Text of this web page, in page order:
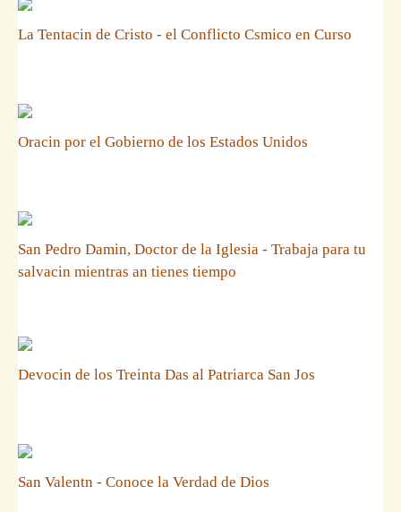
La Tentacin de Cristo - el Conflicto Csmico en Curso
Oracin por el Gobierno de los Estados Unidos
San Pedro Damin, Doctor de la Iglesia - Trabaja para tu
salvacin mientras an tienes tiempo
Devocin de los Treinta Das al Patriarca San Jos
San Valentn - Conoce la Verdad de Dios